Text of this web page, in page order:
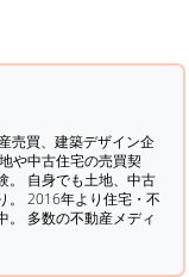
売買、建築デザイン企
や中古住宅の売買契
。 自身でも土地、中古
。 2016年より住宅・不
。 多数の不動産メディ